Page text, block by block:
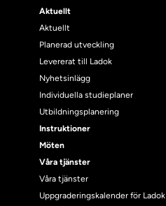
Aktuellt
Aktuellt
Planerad utveckling
Levererat till Ladok
Nyhetsinlägg
Individuella studieplaner
Utbildningsplanering
Instruktioner
Möten
Våra tjänster
Våra tjänster
Uppgraderingskalender för Ladok